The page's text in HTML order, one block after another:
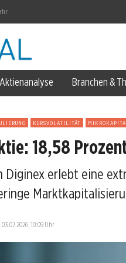
Umsatz
ein
Aktienanalyse Branchen &
KURSVOLATILITÄT
18,58
Diginex erlebt eine
03.07.2026, 10:09 Uhr